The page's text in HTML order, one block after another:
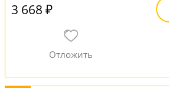
3 668 ₽